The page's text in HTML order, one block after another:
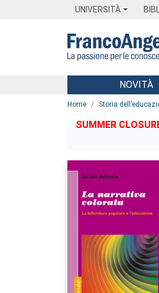
UNIVERSITÀ
Menu
NOVITÀ
Home Storia
SUMMER